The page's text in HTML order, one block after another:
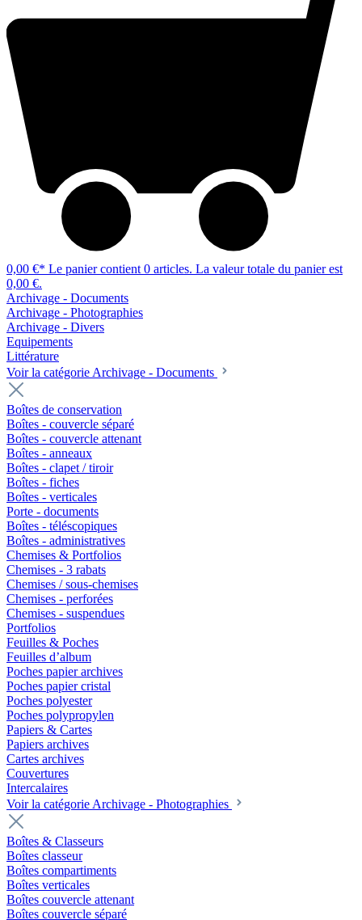
0,00 €* Le panier contient 0 articles. La valeur totale du panier est
0,00 €.
Archivage - Documents
Archivage - Photographies
Archivage - Divers
Equipements
Littérature
Voir la catégorie Archivage - Documents
Boîtes de conservation
Boîtes - couvercle séparé
Boîtes - couvercle attenant
Boîtes - anneaux
Boîtes - clapet / tiroir
Boîtes - fiches
Boîtes - verticales
Porte - documents
Boîtes - téléscopiques
Boîtes - administratives
Chemises & Portfolios
Chemises - 3 rabats
Chemises / sous-chemises
Chemises - perforées
Chemises - suspendues
Portfolios
Feuilles & Poches
Feuilles d’album
Poches papier archives
Poches papier cristal
Poches polyester
Poches polypropylen
Papiers & Cartes
Papiers archives
Cartes archives
Couvertures
Intercalaires
Voir la catégorie Archivage - Photographies
Boîtes & Classeurs
Boîtes classeur
Boîtes compartiments
Boîtes verticales
Boîtes couvercle attenant
Boîtes couvercle séparé